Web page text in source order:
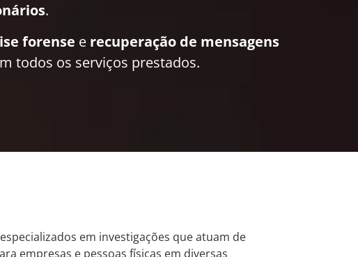
.
forense e recuperação de mensagens
todos os serviços prestados.
em investigações que atuam de
empresas e pessoas físicas em diversas